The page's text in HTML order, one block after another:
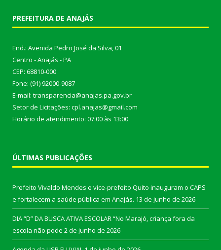
PREFEITURA DE ANAJÁS
End.: Avenida Pedro José da Silva, 01
Centro - Anajás - PA
CEP: 68810-000
Fone: (91) 92000-9087
E-mail: transparencia@anajas.pa.gov.br
Setor de Licitações: cpl.anajas@gmail.com
Horário de atendimento: 07:00 às 13:00
ÚLTIMAS PUBLICAÇÕES
Prefeito Vivaldo Mendes e vice-prefeito Quito inauguram o CAPS
e fortalecem a saúde pública em Anajás. 13 de junho de 2026
DIA “D” DA BUSCA ATIVA ESCOLAR “No Marajó, criança fora da
escola não pode 2 de junho de 2026